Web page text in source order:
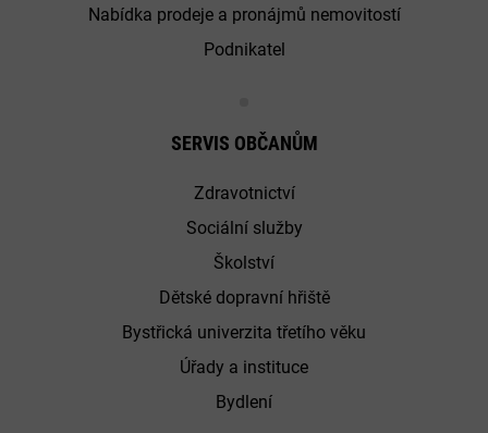
Nabídka prodeje a pronájmů nemovitostí
Podnikatel
SERVIS OBČANŮM
Zdravotnictví
Sociální služby
Školství
Dětské dopravní hřiště
Bystřická univerzita třetího věku
Úřady a instituce
Bydlení